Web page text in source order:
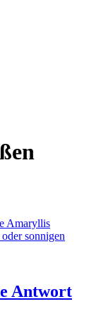
sonnigen
Antwort